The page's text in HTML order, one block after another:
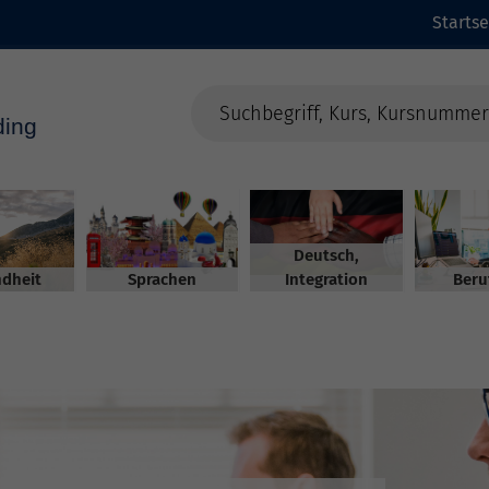
Sprachen
Deutsch,
Integration